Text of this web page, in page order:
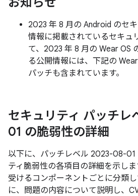
2023 年 8 月の Android のセ
情報に掲載されているセキュ
て、2023 年 8 月の Wear OS
る公開情報には、下記の
パッチも含まれています。
セキュリティ パッチ
01 の脆弱性の詳細
以下に、パッチレベル 2023-08-01
ティ脆弱性の各項目の詳細を示し
受けるコンポーネントごとに分類
に、問題の内容について説明し、